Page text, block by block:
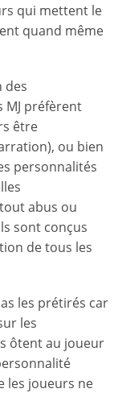
qui mettent le
quand même
des
MJ préfèrent
être
ou bien
personnalités
abus ou
sont conçus
de tous les
les prétirés car
les
ôtent au joueur
les joueurs ne